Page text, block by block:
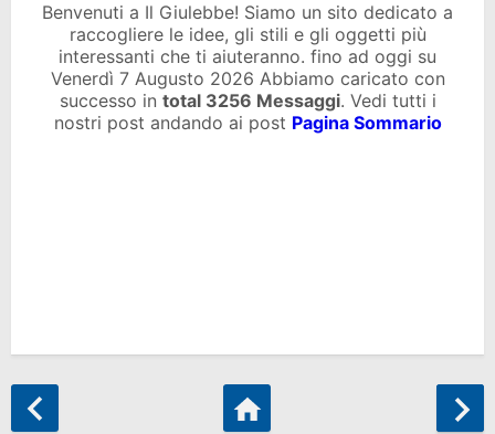
Benvenuti a Il Giulebbe! Siamo un sito dedicato a
raccogliere le idee, gli stili e gli oggetti più
interessanti che ti aiuteranno. fino ad oggi su
Venerdì 7 Augusto 2026 Abbiamo caricato con
successo in total 3256 Messaggi. Vedi tutti i
nostri post andando ai post Pagina Sommario